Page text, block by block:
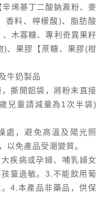
烯基丁二酸鈉澱粉、麥
香料、檸檬酸)、脂肪酸
木寡糖、專利奇異果籽
)、果膠【蔗糖、果膠(柑
牛奶製品
撕開鋁袋，將粉末直接
兒童請減量為1次半袋)
處，避免高溫及陽光照
以免產品受潮變質。
疾病或孕婦、哺乳婦女
童過敏。3.不能飲用葡
4.本產品非藥品，供保